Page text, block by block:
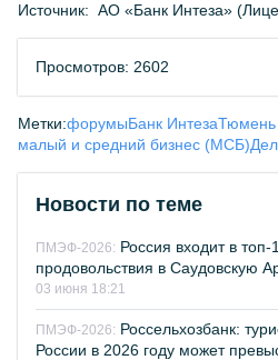
Источник: АО «Банк Интеза»
Просмотров: 2602
Метки:форумыБанк ИнтезаТюмень
малый и средний бизнес (МСБ)
Новости по теме
ПМЭФ-2026: Россия входит в топ-
продовольствия в Саудовскую
03 июня 18:21
ПМЭФ-2026: Россельхозбанк:
России в 2026 году может